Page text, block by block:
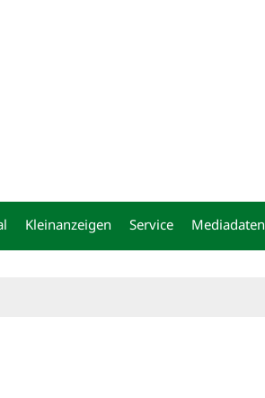
Kleinanzeigen Service Mediadaten